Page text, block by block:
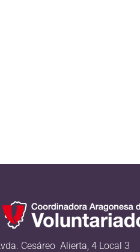
Cesáreo Alierta, 4 Local 3